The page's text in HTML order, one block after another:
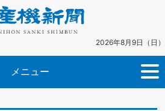
2026年8月9日（日）
メニュー